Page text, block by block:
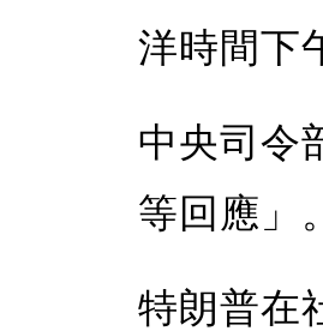
洋時間下
中央司令
等回應」。
特朗普在